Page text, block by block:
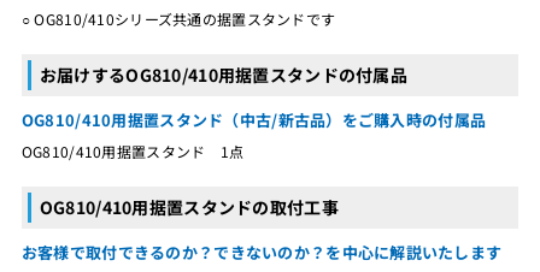
○ OG810/410シリーズ共通の据置スタンドです
お届けするOG810/410用据置スタンドの付属品
OG810/410用据置スタンド（中古/新古品）をご購入時の付属品
OG810/410用据置スタンド 1点
OG810/410用据置スタンドの取付工事
お客様で取付できるのか？できないのか？を中心に解説いたします